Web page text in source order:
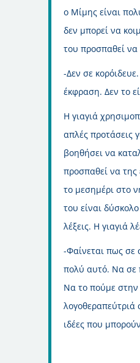
ο Μίμης είναι
δεν μπορεί να
του προσπαθεί να
-Δεν σε
έκφραση. Δεν το
Η γιαγιά
απλές προτάσεις
βοηθήσει να
προσπαθεί να της
το μεσημέρι στο
του είναι
λέξεις. Η γιαγιά
-Φαίνεται πως σε
πολύ αυτό. Να σε
Να το πούμε στην
λογοθεραπεύτριά
ιδέες που